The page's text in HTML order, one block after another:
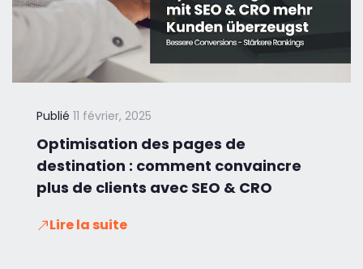
Publié 11 février, 2025
Optimisation des pages de
destination : comment convaincre
plus de clients avec SEO & CRO
Lire la suite